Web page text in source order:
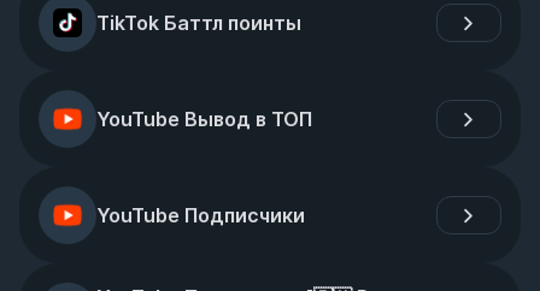
TikTok Баттл поинты
YouTube Вывод в ТОП
YouTube Подписчики